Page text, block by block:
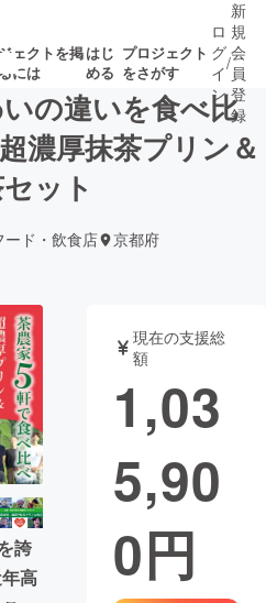
ェクトを掲
には
はじ
める
プロジェクト
をさがす
プロ募集終了が近いプ
ェット
書籍・雑誌
チャレンジ
性化
ロ
グ
イ
ン
/
新
規
会
員
登
録
の違いを食べ比
濃厚抹茶プリン＆
ット
ード・飲食店 京都府
誇
高
現在の支援総
額
1,03
5,90
0円